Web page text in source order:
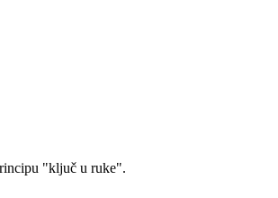
"ključ u ruke".